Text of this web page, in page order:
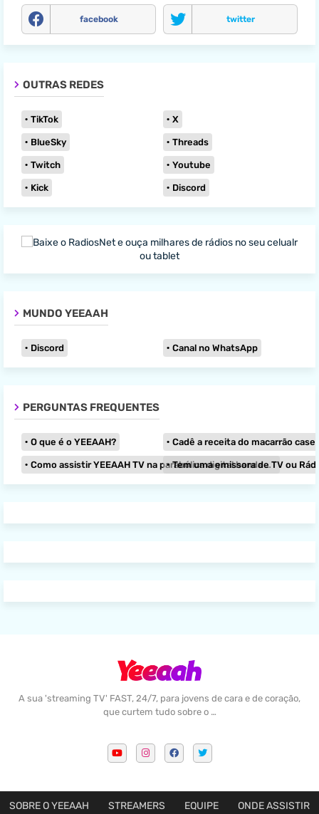
facebook twitter
OUTRAS REDES
TikTok X
BlueSky Threads
Twitch Youtube
Kick Discord
MUNDO YEEAAH
Discord Canal no WhatsApp
PERGUNTAS FREQUENTES
O que é o YEEAAH? Cadê a receita do macarrão caseiro
Como assistir YEEAAH TV na parabólica digital banda KU?
Tem uma emissora de TV ou Rádio
A sua 'streaming TV' FAST, 24/7, para jovens de cara e de coração,
que curtem tudo sobre o …
SOBRE O YEEAAH STREAMERS EQUIPE ONDE ASSISTIR